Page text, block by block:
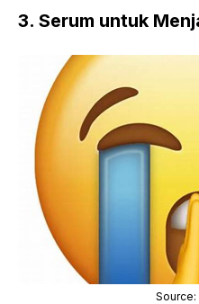
3. Serum untuk
Source: